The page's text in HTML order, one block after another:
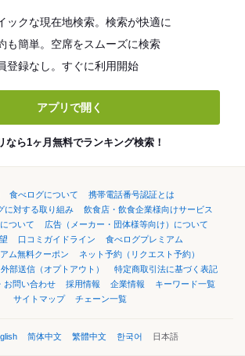
ックな現在地検索。検索が快適に
も簡単。空席をスムーズに検索
登録なし。すぐに利用開始
アプリで開く
なら1ヶ月無料でランキング検索！
食べログについて
携帯電話番号認証とは
に対する取り組み
飲食店・飲食企業様向けサービス
ついて
広告（メーカー・団体様等向け）について
口コミガイドライン
食べログプレミアム
ム無料クーポン
ネット予約（リクエスト予約）
外部送信（オプトアウト）
特定商取引法に基づく表記
お問い合わせ 採用情報 企業情報
キーワード一覧
サイトマップ
チェーン一覧
简体中文 繁體中文 한국어 日本語